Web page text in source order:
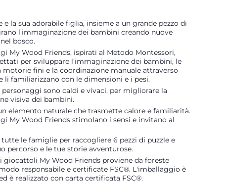
e la sua adorabile figlia, insieme a un grande pezzo di
l'immaginazione dei bambini creando nuove
bosco.
My Wood Friends, ispirati al Metodo Montessori,
per sviluppare l'immaginazione dei bambini, le
motorie fini e la coordinazione manuale attraverso
li familiarizzano con le dimensioni e i pesi.
sono caldi e vivaci, per migliorare la
visiva dei bambini.
elemento naturale che trasmette calore e familiarità.
My Wood Friends stimolano i sensi e invitano al
tutte le famiglie per raccogliere 6 pezzi di puzzle e
percorso e le tue storie avventurose.
giocattoli My Wood Friends proviene da foreste
responsabile e certificate FSC®. L'imballaggio è
è realizzato con carta certificata FSC®.